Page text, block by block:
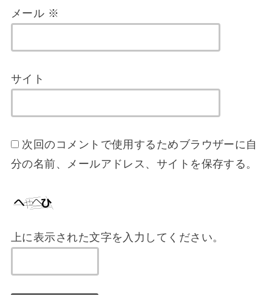
メール ※
サイト
次回のコメントで使用するためブラウザーに自
分の名前、メールアドレス、サイトを保存する。
上に表示された文字を入力してください。